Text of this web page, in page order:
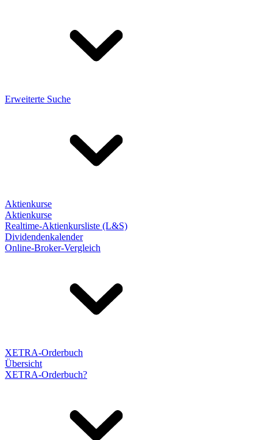
Erweiterte Suche
Aktienkurse
Aktienkurse
Realtime-Aktienkursliste (L&S)
Dividendenkalender
Online-Broker-Vergleich
XETRA-Orderbuch
Übersicht
XETRA-Orderbuch?